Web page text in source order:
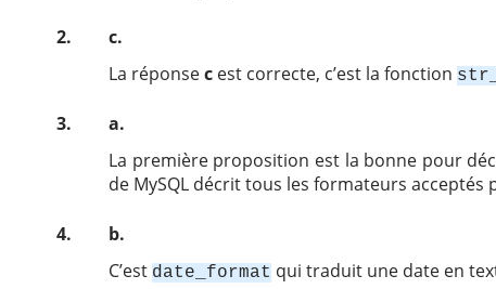
2.
c.
La réponsec est correcte, c’est la fonction
3.
a.
La première proposition est la bonne pour
de MySQL décrit tous les formateurs acceptés
4.
b.
C’est date_format qui traduit une date en